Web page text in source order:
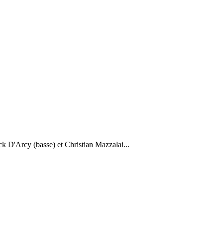
D'Arcy (basse) et Christian Mazzalai...